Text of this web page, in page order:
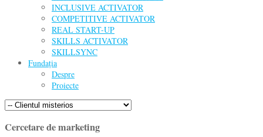
INCLUSIVE ACTIVATOR
COMPETITIVE ACTIVATOR
REAL START-UP
SKILLS ACTIVATOR
SKILLSYNC
Fundația
Despre
Proiecte
Cercetare de marketing